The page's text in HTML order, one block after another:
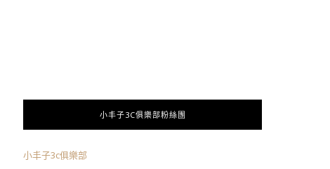
小丰子3C俱樂部粉絲團
小丰子3c俱樂部